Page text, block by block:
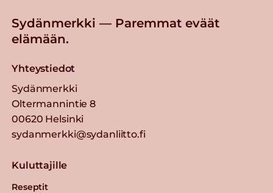
Sydänmerkki — Paremmat eväät
elämään.
Yhteystiedot
Sydänmerkki
Oltermannintie 8
00620 Helsinki
sydanmerkki@sydanliitto.fi
Kuluttajille
Reseptit